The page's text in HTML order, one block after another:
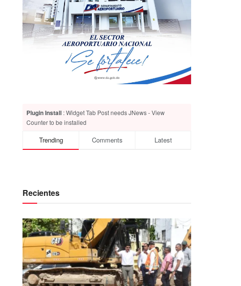
Plugin Install : Widget Tab Post needs JNews - View
Counter to be installed
Trending Comments Latest
Recientes